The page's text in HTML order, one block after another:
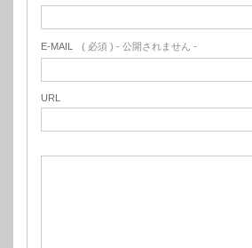
E-MAIL ( 必須 ) - 公開されません -
URL